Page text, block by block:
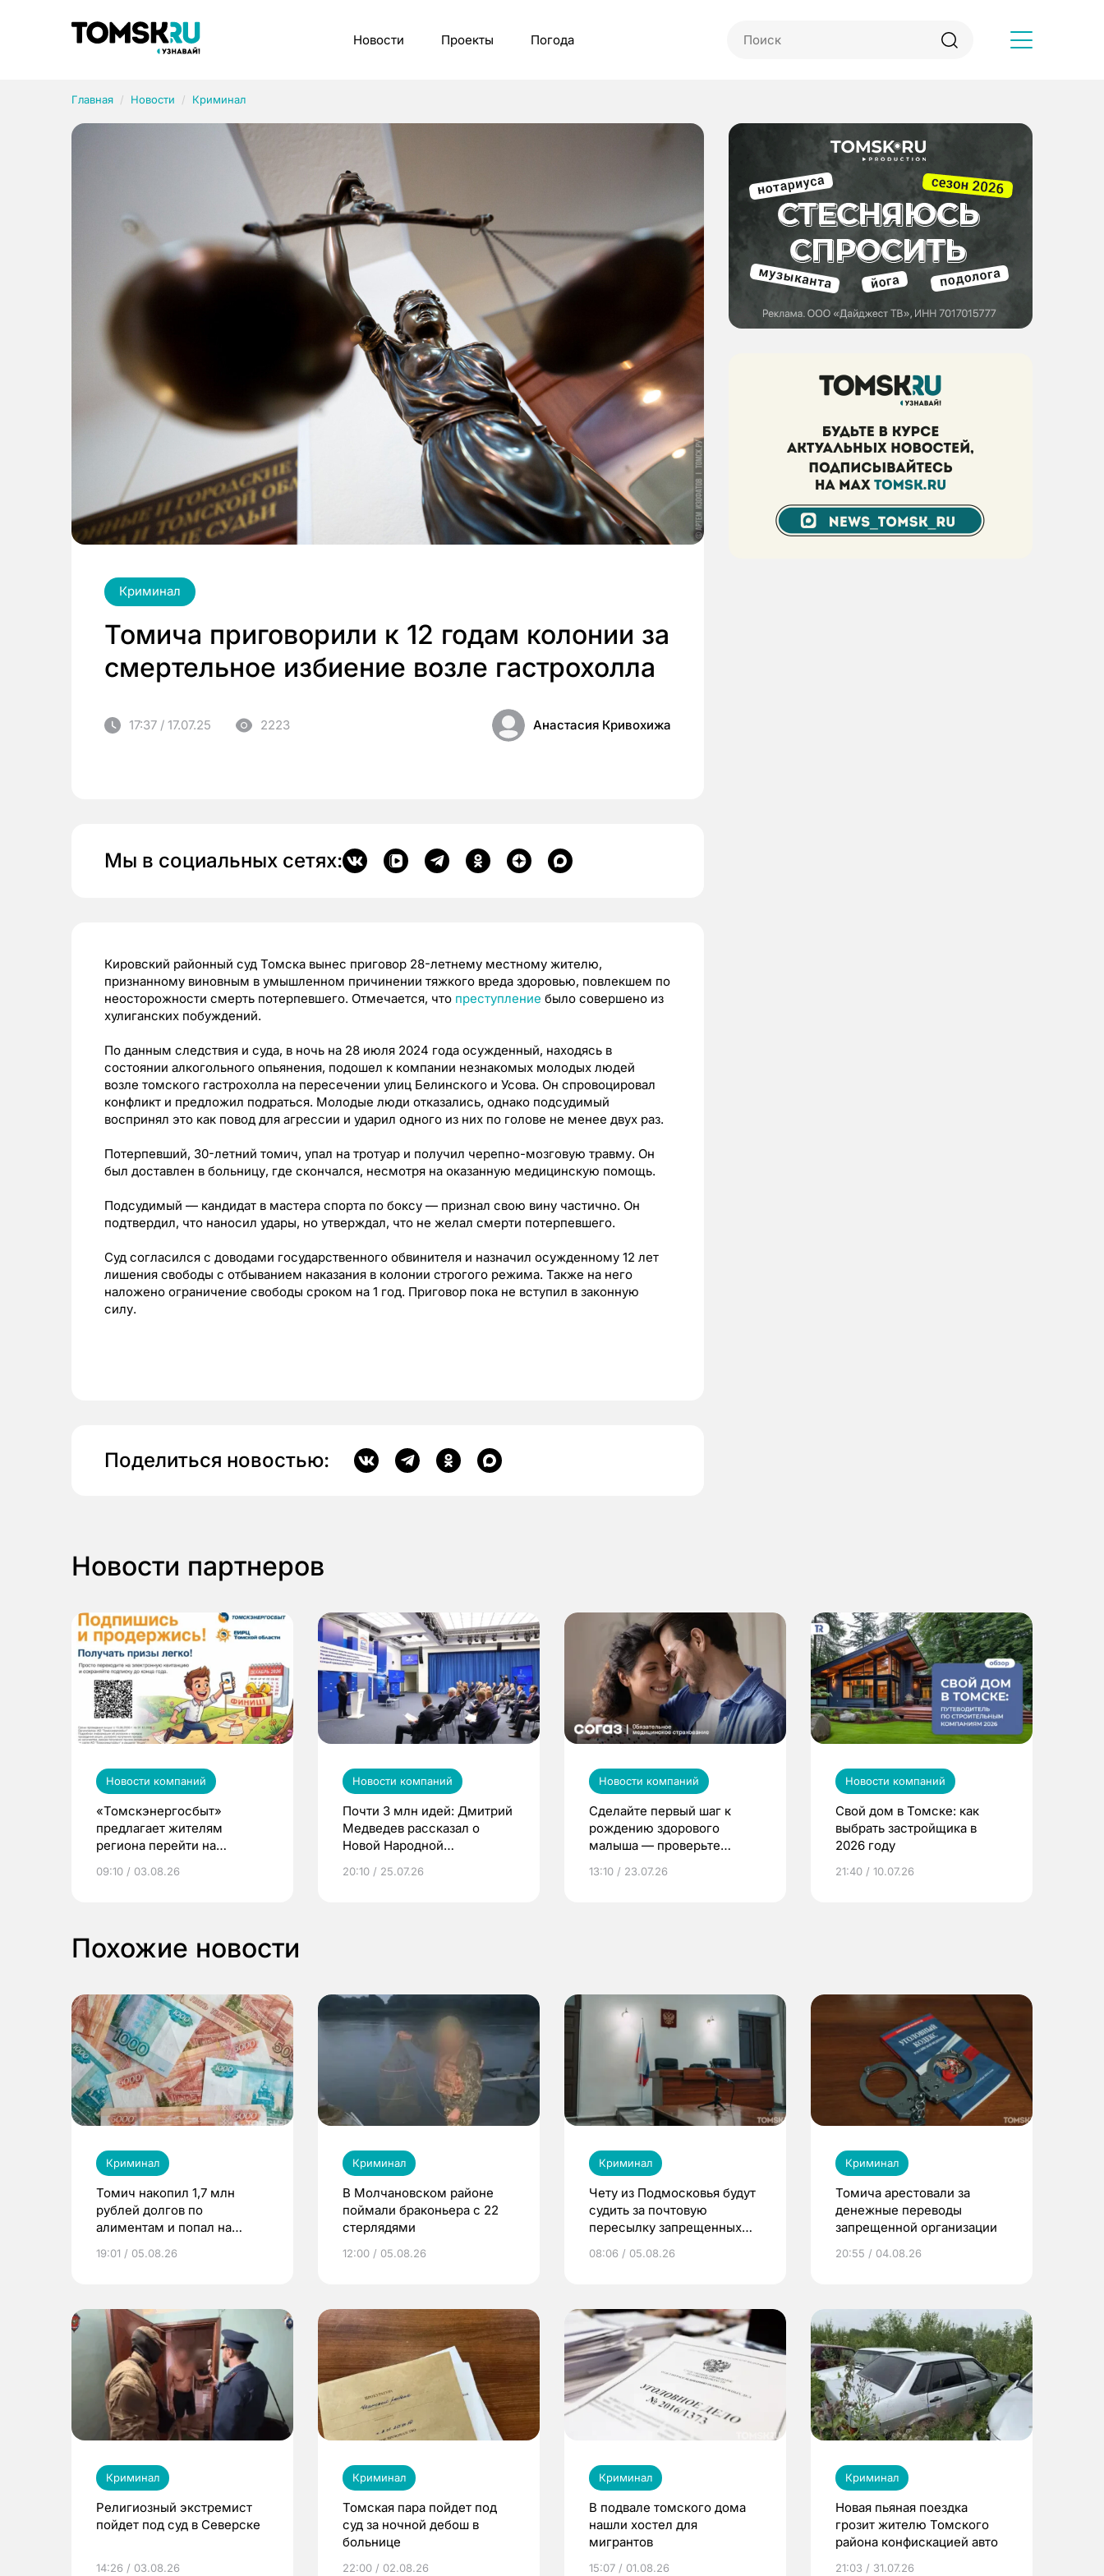
Новости Проекты Погода
Главная Новости Криминал
Криминал
Томича приговорили к 12 годам колонии за
смертельное избиение возле гастрохолла
17:37 / 17.07.25 2223 Анастасия Кривохижа
Мы в социальных сетях:
Кировский районный суд Томска вынес приговор 28-летнему местному жителю,
признанному виновным в умышленном причинении тяжкого вреда здоровью, повлекшем по
неосторожности смерть потерпевшего. Отмечается, что преступление было совершено из
хулиганских побуждений.
По данным следствия и суда, в ночь на 28 июля 2024 года осужденный, находясь в
состоянии алкогольного опьянения, подошел к компании незнакомых молодых людей
возле томского гастрохолла на пересечении улиц Белинского и Усова. Он спровоцировал
конфликт и предложил подраться. Молодые люди отказались, однако подсудимый
воспринял это как повод для агрессии и ударил одного из них по голове не менее двух раз.
Потерпевший, 30-летний томич, упал на тротуар и получил черепно-мозговую травму. Он
был доставлен в больницу, где скончался, несмотря на оказанную медицинскую помощь.
Подсудимый — кандидат в мастера спорта по боксу — признал свою вину частично. Он
подтвердил, что наносил удары, но утверждал, что не желал смерти потерпевшего.
Суд согласился с доводами государственного обвинителя и назначил осужденному 12 лет
лишения свободы с отбыванием наказания в колонии строгого режима. Также на него
наложено ограничение свободы сроком на 1 год. Приговор пока не вступил в законную
силу.
Поделиться новостью:
Новости партнеров
Новости компаний
«Томскэнергосбыт»
предлагает жителям
региона перейти на
выиграть призы
09:10 / 03.08.26
Новости компаний
Почти 3 млн идей: Дмитрий
Медведев рассказал о
Новой Народной
20:10 / 25.07.26
Новости компаний
Сделайте первый шаг к
рождению здорового
малыша — проверьте
по ОМС!
13:10 / 23.07.26
Новости компаний
Свой дом в Томске: как
выбрать застройщика в
2026 году
21:40 / 10.07.26
Похожие новости
Криминал
Томич накопил 1,7 млн
рублей долгов по
алиментам и попал на
19:01 / 05.08.26
Криминал
В Молчановском районе
поймали браконьера с 22
стерлядями
12:00 / 05.08.26
Криминал
Чету из Подмосковья будут
судить за почтовую
пересылку запрещенных
08:06 / 05.08.26
Криминал
Томича арестовали за
денежные переводы
запрещенной организации
20:55 / 04.08.26
Криминал
Религиозный экстремист
пойдет под суд в Северске
14:26 / 03.08.26
Криминал
Томская пара пойдет под
суд за ночной дебош в
больнице
22:00 / 02.08.26
Криминал
В подвале томского дома
нашли хостел для
мигрантов
15:07 / 01.08.26
Криминал
Новая пьяная поездка
грозит жителю Томского
района конфискацией авто
21:03 / 31.07.26
Рубрики